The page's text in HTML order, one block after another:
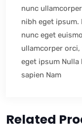
nunc
nibh eget ipsum.
nunc eget
ullamcorper
eget ipsum Nulla
sapien Nam
Related